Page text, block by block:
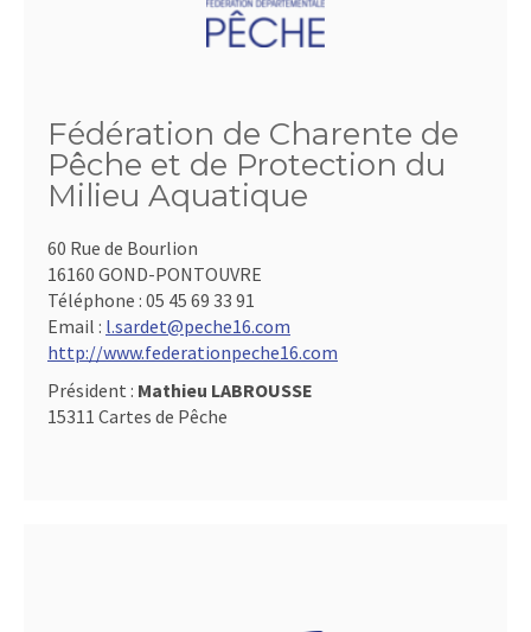
Fédération de Charente de
Pêche et de Protection du
Milieu Aquatique
60 Rue de Bourlion
16160 GOND-PONTOUVRE
Téléphone : 05 45 69 33 91
Email : l.sardet@peche16.com
http://www.federationpeche16.com
Président : Mathieu LABROUSSE
15311 Cartes de Pêche